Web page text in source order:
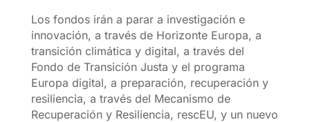
Los fondos irán a parar a investigación e
innovación, a través de Horizonte Europa, a
transición climática y digital, a través del
Fondo de Transición Justa y el programa
Europa digital, a preparación, recuperación y
resiliencia, a través del Mecanismo de
Recuperación y Resiliencia, rescEU, y un nuevo